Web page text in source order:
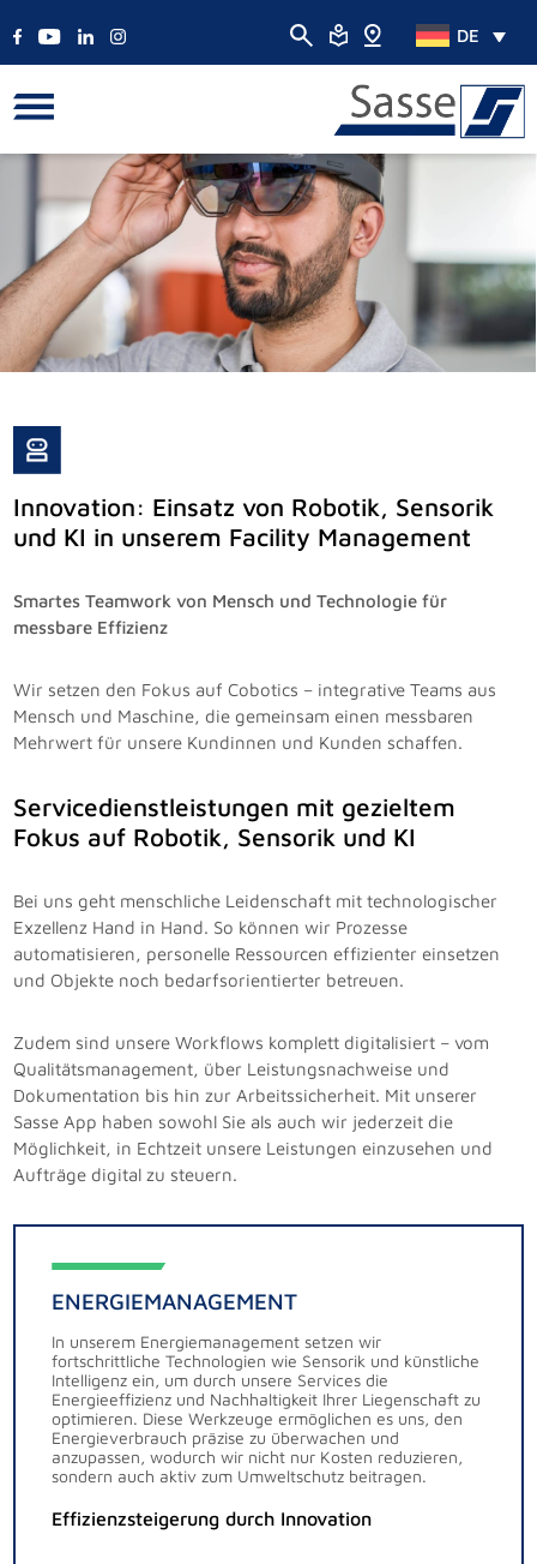
DE
Innovation: Einsatz von Robotik, Sensorik
und KI in unserem Facility Management
Smartes Teamwork von Mensch und Technologie für
messbare Effizienz
Wir setzen den Fokus auf Cobotics – integrative Teams aus
Mensch und Maschine, die gemeinsam einen messbaren
Mehrwert für unsere Kundinnen und Kunden schaffen.
Servicedienstleistungen mit gezieltem
Fokus auf Robotik, Sensorik und KI
Bei uns geht menschliche Leidenschaft mit technologischer
Exzellenz Hand in Hand. So können wir Prozesse
automatisieren, personelle Ressourcen effizienter einsetzen
und Objekte noch bedarfsorientierter betreuen.
Zudem sind unsere Workflows komplett digitalisiert – vom
Qualitätsmanagement, über Leistungsnachweise und
Dokumentation bis hin zur Arbeitssicherheit. Mit unserer
Sasse App haben sowohl Sie als auch wir jederzeit die
Möglichkeit, in Echtzeit unsere Leistungen einzusehen und
Aufträge digital zu steuern.
ENERGIEMANAGEMENT
In unserem Energiemanagement setzen wir
fortschrittliche Technologien wie Sensorik und künstliche
Intelligenz ein, um durch unsere Services die
Energieeffizienz und Nachhaltigkeit Ihrer Liegenschaft zu
optimieren. Diese Werkzeuge ermöglichen es uns, den
Energieverbrauch präzise zu überwachen und
anzupassen, wodurch wir nicht nur Kosten reduzieren,
sondern auch aktiv zum Umweltschutz beitragen.
Effizienzsteigerung durch Innovation